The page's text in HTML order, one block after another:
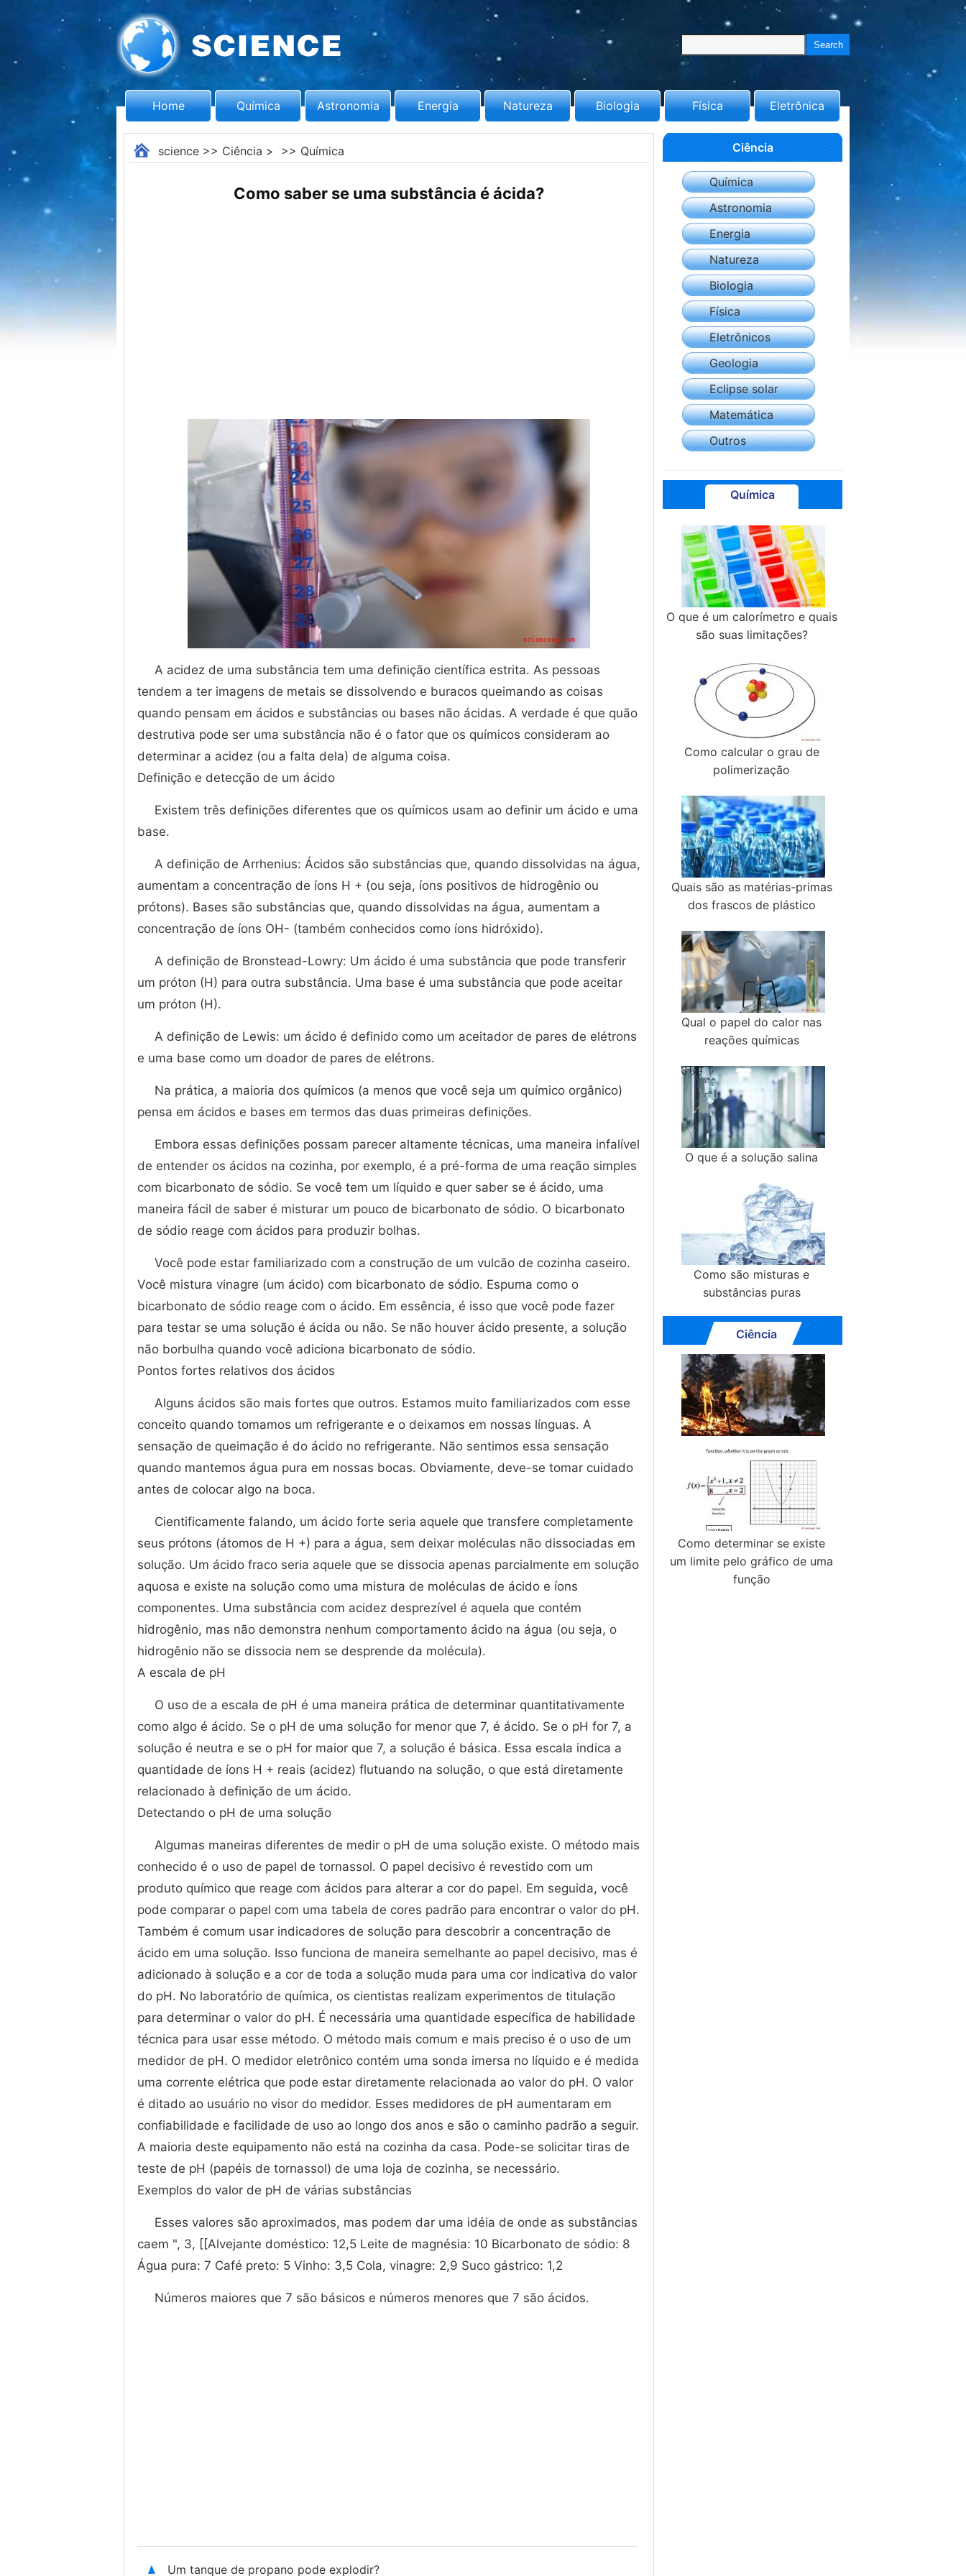
Home Química Astronomia Energia Natureza Biologia Física Eletrônica
science>> Ciência > >> Química
Como saber se uma substância é ácida?
A acidez de uma substância tem uma definição científica estrita. As pessoas
tendem a ter imagens de metais se dissolvendo e buracos queimando as coisas
quando pensam em ácidos e substâncias ou bases não ácidas. A verdade é que quão
destrutiva pode ser uma substância não é o fator que os químicos consideram ao
determinar a acidez (ou a falta dela) de alguma coisa.
Definição e detecção de um ácido
Existem três definições diferentes que os químicos usam ao definir um ácido e uma
base.
A definição de Arrhenius: Ácidos são substâncias que, quando dissolvidas na água,
aumentam a concentração de íons H + (ou seja, íons positivos de hidrogênio ou
prótons). Bases são substâncias que, quando dissolvidas na água, aumentam a
concentração de íons OH- (também conhecidos como íons hidróxido).
A definição de Bronstead-Lowry: Um ácido é uma substância que pode transferir
um próton (H) para outra substância. Uma base é uma substância que pode aceitar
um próton (H).
A definição de Lewis: um ácido é definido como um aceitador de pares de elétrons
e uma base como um doador de pares de elétrons.
Na prática, a maioria dos químicos (a menos que você seja um químico orgânico)
pensa em ácidos e bases em termos das duas primeiras definições.
Embora essas definições possam parecer altamente técnicas, uma maneira infalível
de entender os ácidos na cozinha, por exemplo, é a pré-forma de uma reação simples
com bicarbonato de sódio. Se você tem um líquido e quer saber se é ácido, uma
maneira fácil de saber é misturar um pouco de bicarbonato de sódio. O bicarbonato
de sódio reage com ácidos para produzir bolhas.
Você pode estar familiarizado com a construção de um vulcão de cozinha caseiro.
Você mistura vinagre (um ácido) com bicarbonato de sódio. Espuma como o
bicarbonato de sódio reage com o ácido. Em essência, é isso que você pode fazer
para testar se uma solução é ácida ou não. Se não houver ácido presente, a solução
não borbulha quando você adiciona bicarbonato de sódio.
Pontos fortes relativos dos ácidos
Alguns ácidos são mais fortes que outros. Estamos muito familiarizados com esse
conceito quando tomamos um refrigerante e o deixamos em nossas línguas. A
sensação de queimação é do ácido no refrigerante. Não sentimos essa sensação
quando mantemos água pura em nossas bocas. Obviamente, deve-se tomar cuidado
antes de colocar algo na boca.
Cientificamente falando, um ácido forte seria aquele que transfere completamente
seus prótons (átomos de H +) para a água, sem deixar moléculas não dissociadas em
solução. Um ácido fraco seria aquele que se dissocia apenas parcialmente em solução
aquosa e existe na solução como uma mistura de moléculas de ácido e íons
componentes. Uma substância com acidez desprezível é aquela que contém
hidrogênio, mas não demonstra nenhum comportamento ácido na água (ou seja, o
hidrogênio não se dissocia nem se desprende da molécula).
A escala de pH
O uso de a escala de pH é uma maneira prática de determinar quantitativamente
como algo é ácido. Se o pH de uma solução for menor que 7, é ácido. Se o pH for 7, a
solução é neutra e se o pH for maior que 7, a solução é básica. Essa escala indica a
quantidade de íons H + reais (acidez) flutuando na solução, o que está diretamente
relacionado à definição de um ácido.
Detectando o pH de uma solução
Algumas maneiras diferentes de medir o pH de uma solução existe. O método mais
conhecido é o uso de papel de tornassol. O papel decisivo é revestido com um
produto químico que reage com ácidos para alterar a cor do papel. Em seguida, você
pode comparar o papel com uma tabela de cores padrão para encontrar o valor do pH.
Também é comum usar indicadores de solução para descobrir a concentração de
ácido em uma solução. Isso funciona de maneira semelhante ao papel decisivo, mas é
adicionado à solução e a cor de toda a solução muda para uma cor indicativa do valor
do pH. No laboratório de química, os cientistas realizam experimentos de titulação
para determinar o valor do pH. É necessária uma quantidade específica de habilidade
técnica para usar esse método. O método mais comum e mais preciso é o uso de um
medidor de pH. O medidor eletrônico contém uma sonda imersa no líquido e é medida
uma corrente elétrica que pode estar diretamente relacionada ao valor do pH. O valor
é ditado ao usuário no visor do medidor. Esses medidores de pH aumentaram em
confiabilidade e facilidade de uso ao longo dos anos e são o caminho padrão a seguir.
A maioria deste equipamento não está na cozinha da casa. Pode-se solicitar tiras de
teste de pH (papéis de tornassol) de uma loja de cozinha, se necessário.
Exemplos do valor de pH de várias substâncias
Esses valores são aproximados, mas podem dar uma idéia de onde as substâncias
caem ", 3, [[Alvejante doméstico: 12,5 Leite de magnésia: 10 Bicarbonato de sódio: 8
Água pura: 7 Café preto: 5 Vinho: 3,5 Cola, vinagre: 2,9 Suco gástrico: 1,2
Números maiores que 7 são básicos e números menores que 7 são ácidos.
Um tanque de propano pode explodir?
Ciência
Química
Astronomia
Energia
Natureza
Biologia
Física
Eletrônicos
Geologia
Eclipse solar
Matemática
Outros
Química
O que é um calorímetro e quais
são suas limitações?
Como calcular o grau de
polimerização
Quais são as matérias-primas
dos frascos de plástico
Qual o papel do calor nas
reações químicas
O que é a solução salina
Como são misturas e
substâncias puras
Ciência
Como determinar se existe
um limite pelo gráfico de uma
função